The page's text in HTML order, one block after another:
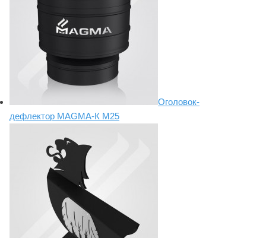
Оголовок-
дефлектор MAGMA-К М25